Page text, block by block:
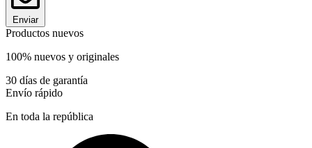
Enviar
Productos nuevos
100% nuevos y originales
30 días de garantía
Envío rápido
En toda la república